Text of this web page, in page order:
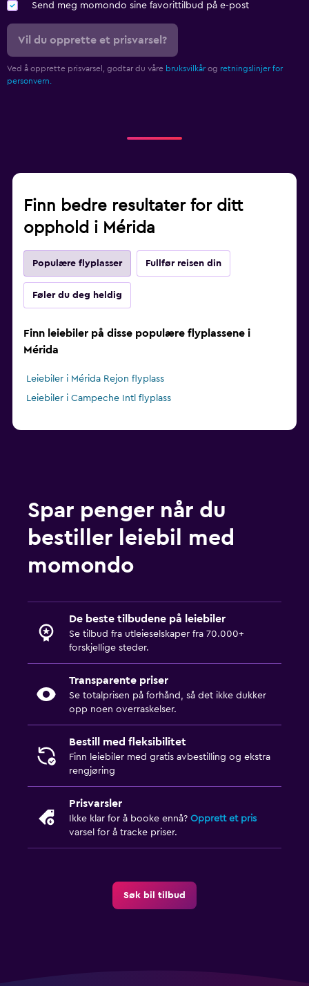
Send meg momondo sine favorittilbud på e-post
Vil du opprette et prisvarsel?
Ved å opprette prisvarsel, godtar du våre bruksvilkår og retningslinjer for
personvern.
Finn bedre resultater for ditt
opphold i Mérida
Populære flyplasser Fullfør reisen din
Føler du deg heldig
Finn leiebiler på disse populære flyplassene i
Mérida
Leiebiler i Mérida Rejon flyplass
Leiebiler i Campeche Intl flyplass
Spar penger når du
bestiller leiebil med
momondo
De beste tilbudene på leiebiler
Se tilbud fra utleieselskaper fra 70.000+
forskjellige steder.
Transparente priser
Se totalprisen på forhånd, så det ikke dukker
opp noen overraskelser.
Bestill med fleksibilitet
Finn leiebiler med gratis avbestilling og ekstra
rengjøring
Prisvarsler
Ikke klar for å booke ennå? Opprett et pris
varsel for å tracke priser.
Søk bil tilbud